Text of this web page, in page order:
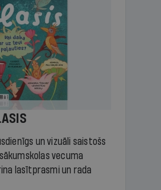
un vizuāli saistošs
vecuma
lasītprasmi un rada